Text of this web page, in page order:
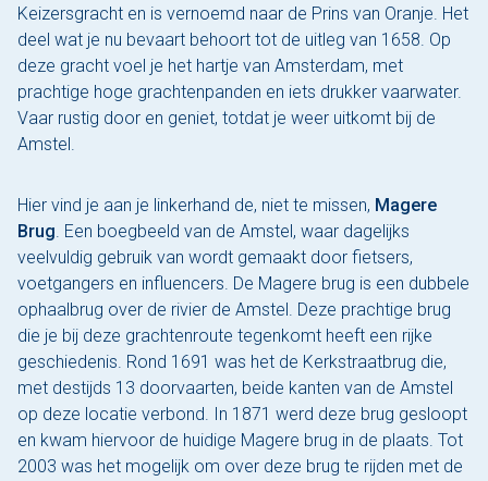
Keizersgracht en is vernoemd naar de Prins van Oranje. Het
deel wat je nu bevaart behoort tot de uitleg van 1658. Op
deze gracht voel je het hartje van Amsterdam, met
prachtige hoge grachtenpanden en iets drukker vaarwater.
Vaar rustig door en geniet, totdat je weer uitkomt bij de
Amstel.
Hier vind je aan je linkerhand de, niet te missen, Magere
Brug. Een boegbeeld van de Amstel, waar dagelijks
veelvuldig gebruik van wordt gemaakt door fietsers,
voetgangers en influencers. De Magere brug is een dubbele
ophaalbrug over de rivier de Amstel. Deze prachtige brug
die je bij deze grachtenroute tegenkomt heeft een rijke
geschiedenis. Rond 1691 was het de Kerkstraatbrug die,
met destijds 13 doorvaarten, beide kanten van de Amstel
op deze locatie verbond. In 1871 werd deze brug gesloopt
en kwam hiervoor de huidige Magere brug in de plaats. Tot
2003 was het mogelijk om over deze brug te rijden met de